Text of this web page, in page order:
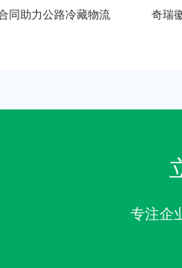
奇瑞
专注企